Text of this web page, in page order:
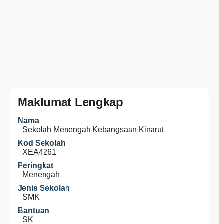
Maklumat Lengkap
Nama
Sekolah Menengah Kebangsaan Kinarut
Kod Sekolah
XEA4261
Peringkat
Menengah
Jenis Sekolah
SMK
Bantuan
SK